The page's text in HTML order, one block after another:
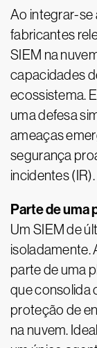
Ao integrar-se
fabricantes
SIEM na
capacidades
ecossistema.
uma defesa
ameaças
segurança
incidentes (IR).
Parte de uma
Um SIEM de
isoladamente.
parte de uma
que consolida
proteção de
na nuvem.